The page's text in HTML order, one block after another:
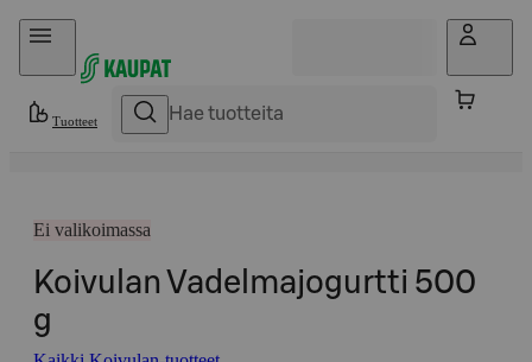
Hyppää sisältöön
Tuotteet
Ei valikoimassa
Koivulan Vadelmajogurtti 500
g